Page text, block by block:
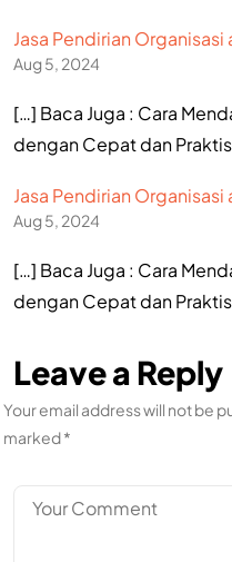
Jasa Pendirian
Aug 5, 2024
[…] Baca Juga : Cara
dengan Cepat dan
Jasa Pendirian
Aug 5, 2024
[…] Baca Juga : Cara
dengan Cepat dan
Leave a Reply
Your email address will not be
marked*